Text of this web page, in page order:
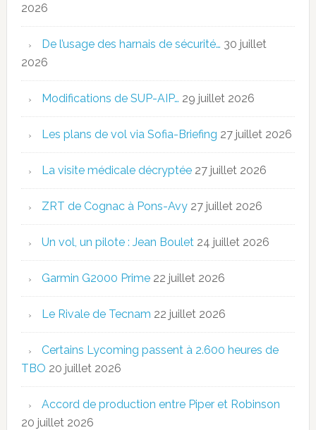
2026
De l’usage des harnais de sécurité… 30 juillet
2026
Modifications de SUP-AIP… 29 juillet 2026
Les plans de vol via Sofia-Briefing 27 juillet 2026
La visite médicale décryptée 27 juillet 2026
ZRT de Cognac à Pons-Avy 27 juillet 2026
Un vol, un pilote : Jean Boulet 24 juillet 2026
Garmin G2000 Prime 22 juillet 2026
Le Rivale de Tecnam 22 juillet 2026
Certains Lycoming passent à 2.600 heures de
TBO 20 juillet 2026
Accord de production entre Piper et Robinson
20 juillet 2026